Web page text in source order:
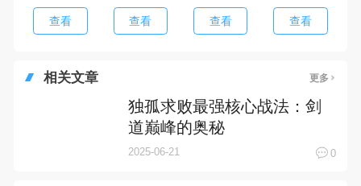
查看 查看 查看 查看
相关文章 更多
独孤求败最强核心战法：剑
道巅峰的奥秘
2025-06-21 0